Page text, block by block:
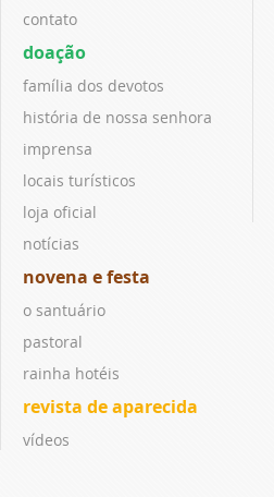
contato
doação
família dos devotos
história de nossa senhora
imprensa
locais turísticos
loja oficial
notícias
novena e festa
o santuário
pastoral
rainha hotéis
revista de aparecida
vídeos